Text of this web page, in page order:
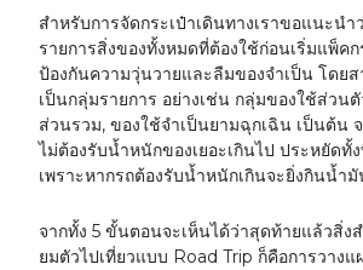
สำหรับการจัดกระเป๋าเดินทางเราขอแนะนำ
รายการสิ่งของทั้งหมดที่ต้องใช้ก่อนเริ่มแพ็คก
ป้องกันความวุ่นวายและลืมของจำเป็น โดย
เป็นกลุ่มรายการ อย่างเช่น กลุ่มของใช้ส่วน
ส่วนรวม, ของใช้จำเป็นยามฉุกเฉิน เป็นต้น
ไม่ต้องรับน้ำหนักของเยอะเกินไป ประหยัดทั้
เพราะหากรถต้องรับน้ำหนักเกินจะยิ่งกินน้ำ
จากทั้ง 5 ขั้นตอนจะเห็นได้ว่าสุดท้ายแล้วสิ่ง
ยมตัวไปเที่ยวแบบ Road Trip ก็คือการวาง